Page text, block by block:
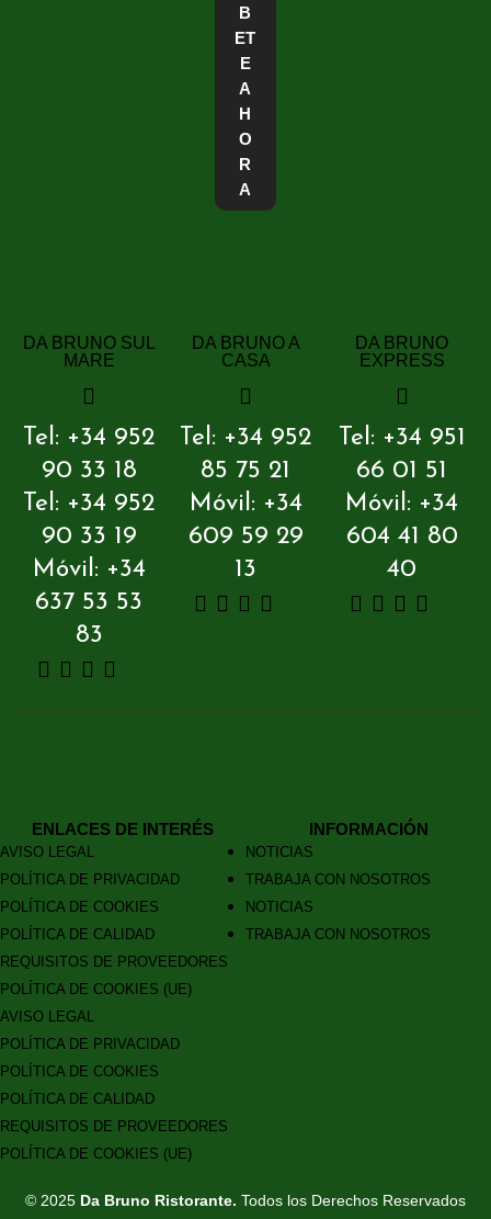
B
ET
E
A
H
O
R
A
DA BRUNO SUL
MARE
Tel: +34 952
90 33 18
Tel: +34 952
90 33 19
Móvil: +34
637 53 53
83
DA BRUNO A
CASA
Tel: +34 952
85 75 21
Móvil: +34
609 59 29
13
DA BRUNO
EXPRESS
Tel: +34 951
66 01 51
Móvil: +34
604 41 80
40
ENLACES DE INTERÉS
AVISO LEGAL
POLÍTICA DE PRIVACIDAD
POLÍTICA DE COOKIES
POLÍTICA DE CALIDAD
REQUISITOS DE PROVEEDORES
POLÍTICA DE COOKIES (UE)
AVISO LEGAL
POLÍTICA DE PRIVACIDAD
POLÍTICA DE COOKIES
POLÍTICA DE CALIDAD
REQUISITOS DE PROVEEDORES
POLÍTICA DE COOKIES (UE)
INFORMACIÓN
NOTICIAS
TRABAJA CON NOSOTROS
NOTICIAS
TRABAJA CON NOSOTROS
© 2025 Da Bruno Ristorante. Todos los Derechos Reservados